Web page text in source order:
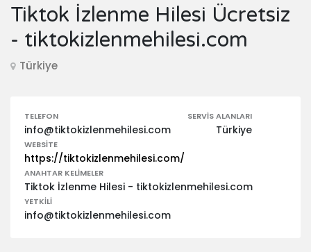
Tiktok İzlenme Hilesi Ücretsiz
- tiktokizlenmehilesi.com
Türkiye
TELEFON
info@tiktokizlenmehilesi.com
SERVIS ALANLARI
Türkiye
WEBSITE
https://tiktokizlenmehilesi.com/
ANAHTAR KELIMELER
Tiktok İzlenme Hilesi - tiktokizlenmehilesi.com
YETKILI
info@tiktokizlenmehilesi.com